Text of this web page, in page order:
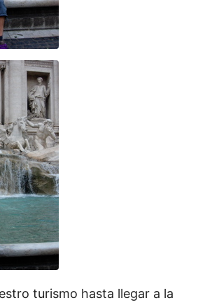
turismo hasta llegar a la